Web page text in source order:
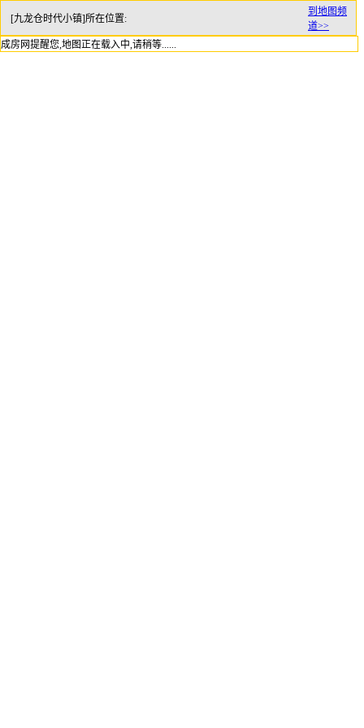
[九龙仓时代小镇]所在位置:
到地图频
道>>
成房网提醒您,地图正在载入中,请稍等......